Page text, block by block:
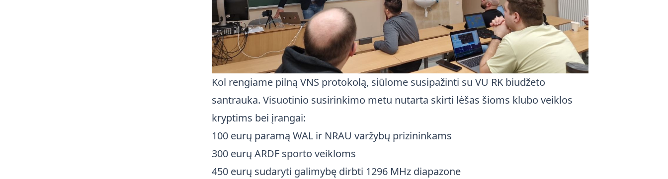
Kol rengiame pilną VNS protokolą, siūlome susipažinti su VU RK biudžeto
santrauka. Visuotinio susirinkimo metu nutarta skirti lėšas šioms klubo veiklos
kryptims bei įrangai:
100 eurų paramą WAL ir NRAU varžybų prizininkams
300 eurų ARDF sporto veikloms
450 eurų sudaryti galimybę dirbti 1296 MHz diapazone